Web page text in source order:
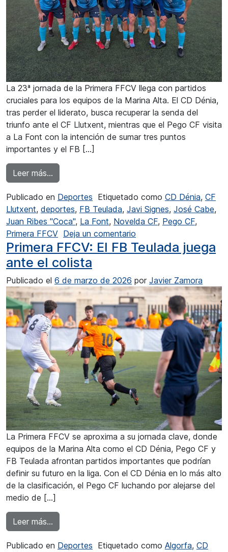
La 23ª jornada de la Primera FFCV llega con partidos
cruciales para los equipos de la Marina Alta. El CD Dénia,
tras perder el liderato, busca recuperar la senda del
triunfo ante el CF Llutxent, mientras que el Pego CF visita
a La Font con la intención de sumar tres puntos
importantes y el FB […]
Leer más…
Publicado en Deportes Etiquetado como CD Dénia, CF
Llutxent, deportes, FB Teulada, Javi Signes, José Cabe,
Juan Ribes "Coca", La Font, Novelda CF, Pego CF,
Primera FFCV Deja un comentario
Primera FFCV: El FB Teulada juega
ante el colista
Publicado el 6 de marzo de 2026 por Javier Zamora
La Primera FFCV se aproxima a su jornada clave, donde
equipos de la Marina Alta como el CD Dénia, Pego CF y
FB Teulada afrontan partidos importantes que podrían
definir su futuro en la liga. Con el CD Dénia en lo más alto
de la clasificación, el Pego CF luchando por alejarse del
medio de […]
Leer más…
Publicado en Deportes Etiquetado como Algorfa, CD